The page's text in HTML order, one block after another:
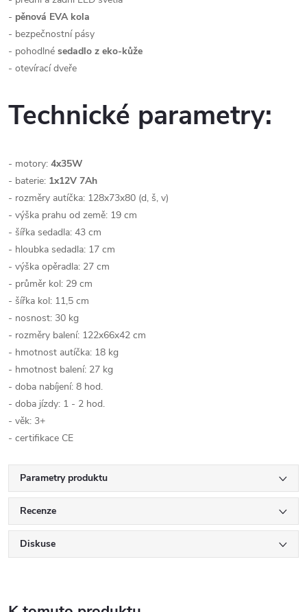
- pěnová EVA kola
- bezpečnostní pásy
- pohodlné sedadlo z eko-kůže
- otevírací dveře
Technické parametry:
- motory: 4x35W
- baterie: 1x12V 7Ah
- rozměry autíčka: 128x73x80 (d, š, v)
- výška prahu od země: 19 cm
- šířka sedadla: 43 cm
- hloubka sedadla: 17 cm
- výška opěradla: 27 cm
- průměr kol: 29 cm
- šířka kol: 11,5 cm
- nosnost: 30 kg
- rozměry balení: 122x66x42 cm
- hmotnost autíčka: 18 kg
- hmotnost balení: 27 kg
- doba nabíjení: 8 hod.
- doba jízdy: 1 - 2 hod.
- věk: 3+
- certifikace CE
Parametry produktu
Recenze
Diskuse